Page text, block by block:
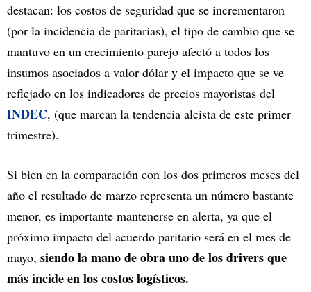
destacan: los costos de seguridad que se incrementaron
(por la incidencia de paritarias), el tipo de cambio que se
mantuvo en un crecimiento parejo afectó a todos los
insumos asociados a valor dólar y el impacto que se ve
reflejado en los indicadores de precios mayoristas del
INDEC, (que marcan la tendencia alcista de este primer
trimestre).
Si bien en la comparación con los dos primeros meses del
año el resultado de marzo representa un número bastante
menor, es importante mantenerse en alerta, ya que el
próximo impacto del acuerdo paritario será en el mes de
mayo, siendo la mano de obra uno de los drivers que
más incide en los costos logísticos.